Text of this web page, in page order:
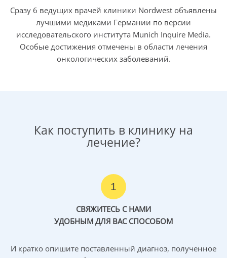
Сразу 6 ведущих врачей клиники Nordwest объявлены
лучшими медиками Германии по версии
исследовательского института Munich Inquire Media.
Особые достижения отмечены в области лечения
онкологических заболеваний.
Как поступить в клинику на
лечение?
1
СВЯЖИТЕСЬ С НАМИ
УДОБНЫМ ДЛЯ ВАС СПОСОБОМ
И кратко опишите поставленный диагноз, полученное